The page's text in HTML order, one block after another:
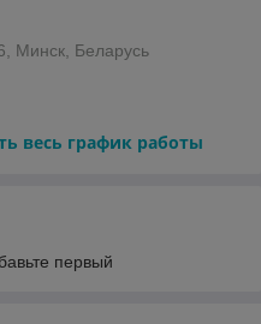
Минск, Беларусь
весь график работы
первый